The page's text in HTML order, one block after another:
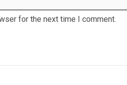
for the next time I comment.